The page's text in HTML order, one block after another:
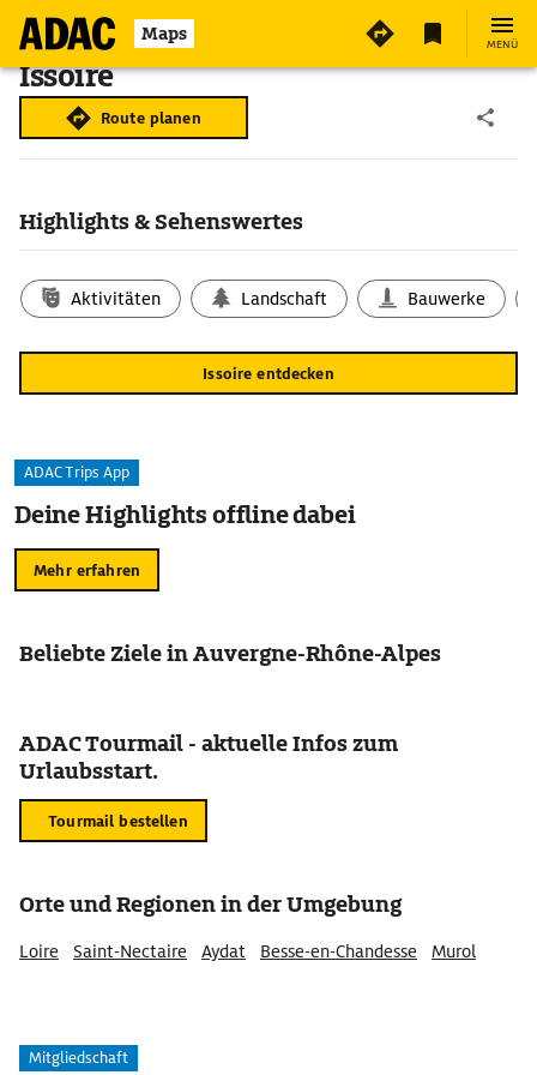
Maps MENÜ
Issoire
Route planen
Highlights & Sehenswertes
Aktivitäten Landschaft Bauwerke
Issoire entdecken
ADAC Trips App
Deine Highlights offline dabei
Mehr erfahren
Beliebte Ziele in Auvergne-Rhône-Alpes
ADAC Tourmail - aktuelle Infos zum
Urlaubsstart.
Tourmail bestellen
Orte und Regionen in der Umgebung
Loire Saint-Nectaire Aydat Besse-en-Chandesse Murol
Mitgliedschaft